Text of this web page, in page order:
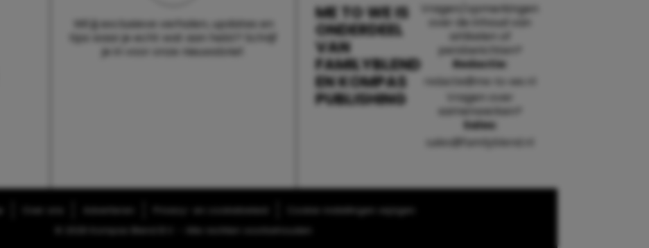
Wil jij exclusieve verhalen, updates en
tips waar je echt wat aan hebt? Schrijf
je in voor onze nieuwsbrief.
ME TO WE IS
ONDERDEEL
VAN
FAMILYBLEND
EN KOMPAS
PUBLISHING
Vragen/opmerkingen
over de inhoud van
artikelen of
persberichten?
Redactie:
redactie@me-to-we.nl
Vragen over
samenwerken?
Sales:
sales@familyblend.nl
Cookie-instellingen wijzigen